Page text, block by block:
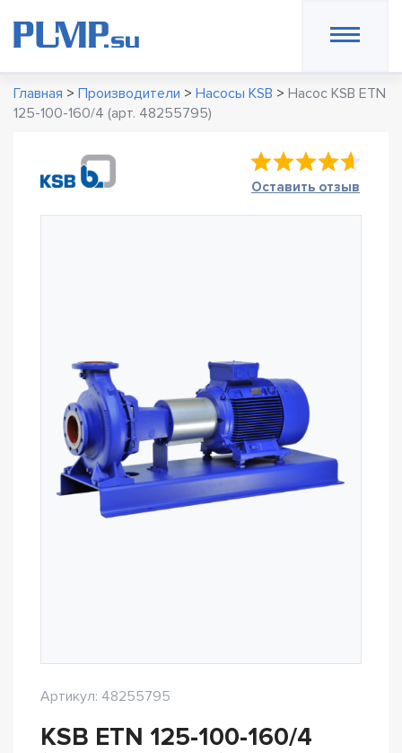
Главная > Производители > Насосы KSB > Насос KSB ETN
125-100-160/4 (арт. 48255795)
Оставить отзыв
Артикул: 48255795
KSB ETN 125-100-160/4